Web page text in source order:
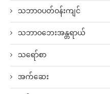
သဘာဝပတ်ဝန်းကျင်
သဘာဝဘေးအန္တရာယ်
သရော်စာ
အက်ဆေး